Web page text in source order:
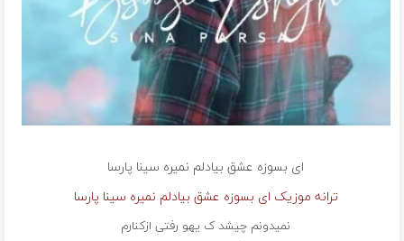
ای بسوزه عشق بیادلم نمیره سینا پارسا
ترانه موزیک ای بسوزه عشق بیادلم نمیره سینا پارسا
نمیدونم چیشد ک یهو رفتی ازکنارم